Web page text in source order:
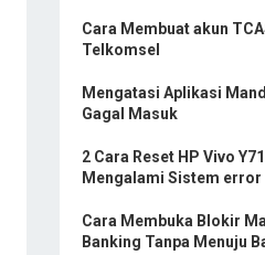
Cara Membuat akun
Telkomsel
Mengatasi Aplikasi
Gagal Masuk
2 Cara Reset HP Vivo
Mengalami Sistem error
Cara Membuka Blokir
Banking Tanpa Menuju